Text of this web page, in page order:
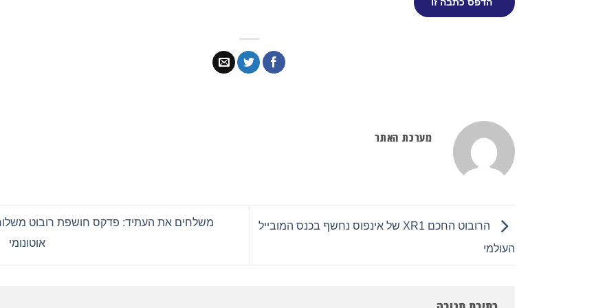
הדפס כתבה זו
מערכת האתר
הרובוט החכם XR1 של אינפוס נחשף בכנס המובייל
העולמי
משלחים את העתיד: פדקס חושפת רובוט
אוטונומי